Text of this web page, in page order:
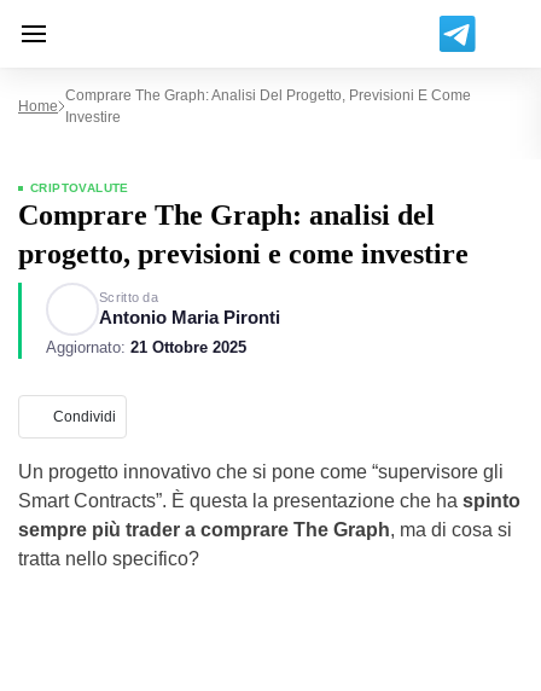
Home
Comprare The Graph: Analisi Del Progetto, Previsioni E Come
Investire
CRIPTOVALUTE
Comprare The Graph: analisi del
progetto, previsioni e come investire
Scritto da
Antonio Maria Pironti
Aggiornato: 21 Ottobre 2025
Condividi
Un progetto innovativo che si pone come “supervisore gli
Smart Contracts”. È questa la presentazione che ha spinto
sempre più trader a comprare The Graph, ma di cosa si
tratta nello specifico?